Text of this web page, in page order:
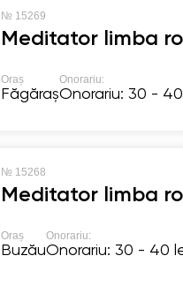
№ 15269
Meditator limba
Oraș
Făgăraș
Onorariu:
Onorariu: 30 -
№ 15268
Meditator limba
Oraș
Buzău
Onorariu:
Onorariu: 30 - 40